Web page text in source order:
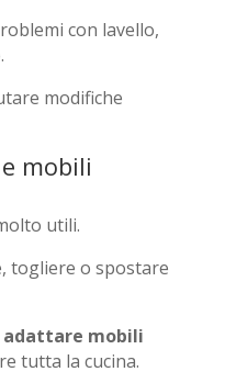
con lavello,
modifiche
mobili
utili.
togliere o spostare
adattare mobili
tutta la cucina.